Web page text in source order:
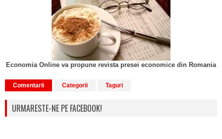
Economia Online va propune revista presei economice din Romania
Comentarii Categorii Taguri
URMARESTE-NE PE FACEBOOK!